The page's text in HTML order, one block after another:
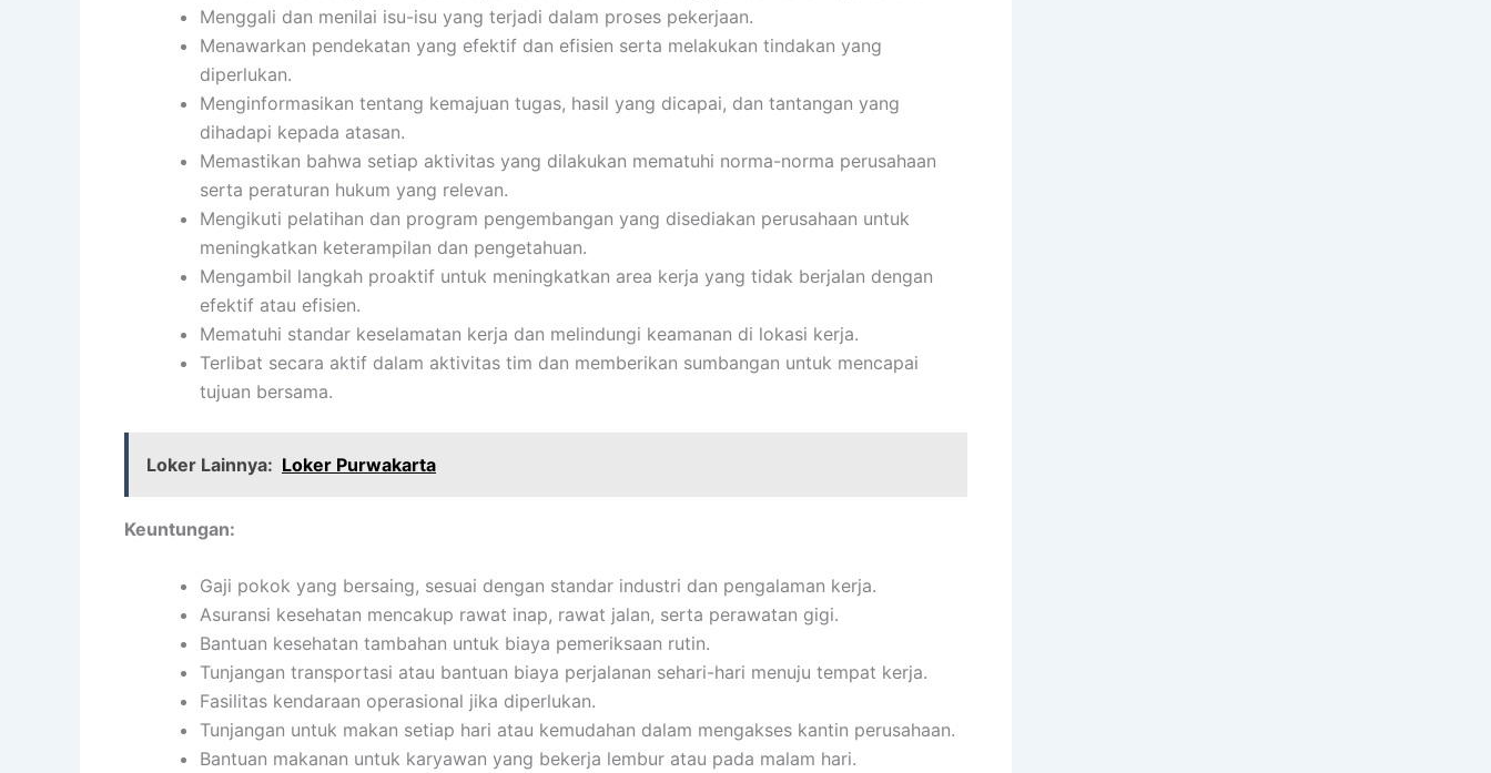
Menggali dan menilai isu-isu yang terjadi dalam proses pekerjaan.
Menawarkan pendekatan yang efektif dan efisien serta melakukan tindakan yang
diperlukan.
Menginformasikan tentang kemajuan tugas, hasil yang dicapai, dan tantangan yang
dihadapi kepada atasan.
Memastikan bahwa setiap aktivitas yang dilakukan mematuhi norma-norma perusahaan
serta peraturan hukum yang relevan.
Mengikuti pelatihan dan program pengembangan yang disediakan perusahaan untuk
meningkatkan keterampilan dan pengetahuan.
Mengambil langkah proaktif untuk meningkatkan area kerja yang tidak berjalan dengan
efektif atau efisien.
Mematuhi standar keselamatan kerja dan melindungi keamanan di lokasi kerja.
Terlibat secara aktif dalam aktivitas tim dan memberikan sumbangan untuk mencapai
tujuan bersama.
Loker Lainnya: Loker Purwakarta
Keuntungan:
Gaji pokok yang bersaing, sesuai dengan standar industri dan pengalaman kerja.
Asuransi kesehatan mencakup rawat inap, rawat jalan, serta perawatan gigi.
Bantuan kesehatan tambahan untuk biaya pemeriksaan rutin.
Tunjangan transportasi atau bantuan biaya perjalanan sehari-hari menuju tempat kerja.
Fasilitas kendaraan operasional jika diperlukan.
Tunjangan untuk makan setiap hari atau kemudahan dalam mengakses kantin perusahaan.
Bantuan makanan untuk karyawan yang bekerja lembur atau pada malam hari.